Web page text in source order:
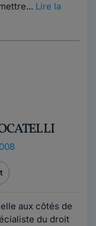
Lire la
aux côtés de
du droit